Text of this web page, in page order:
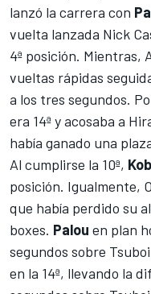
lanzó la carrera con
vuelta lanzada Nick
4ª posición. Mientras,
vueltas rápidas
a los tres segundos.
era 14ª y acosaba a
había ganado una
Al cumplirse la 10ª,
posición. Igualmente,
que había perdido su
boxes. Palou en plan
segundos sobre
en la 14ª, llevando la